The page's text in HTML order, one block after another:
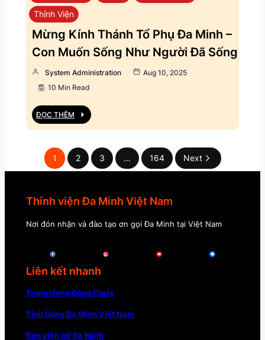
Thỉnh Viện
Mừng Kính Thánh Tổ Phụ Đa Minh –
Con Muốn Sống Như Người Đã Sống
System Administration
Aug 10, 2025
10 Min Read
ĐỌC THÊM
1 2 3 … 164 Next
Thỉnh viện Đa Minh Việt Nam
Nơi đón nhận và đào tạo ơn gọi Đa Minh tại Việt Nam
Liên kết nhanh
Trung Ương Dòng Curia
Tỉnh Dòng Đa Minh Việt Nam
Đan viện nữ Đa Minh